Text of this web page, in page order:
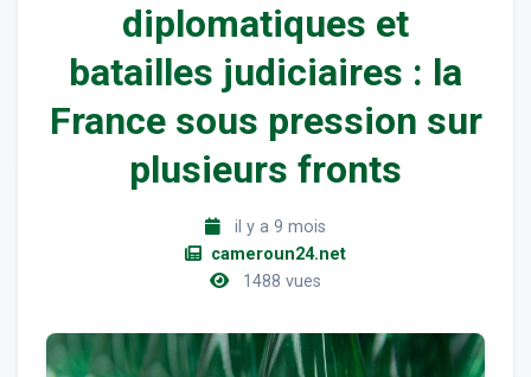
diplomatiques et
batailles judiciaires : la
France sous pression sur
plusieurs fronts
il y a 9 mois
cameroun24.net
1488 vues